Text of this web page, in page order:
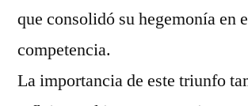
que consolidó su hegemonía en
competencia.
La importancia de este triunfo